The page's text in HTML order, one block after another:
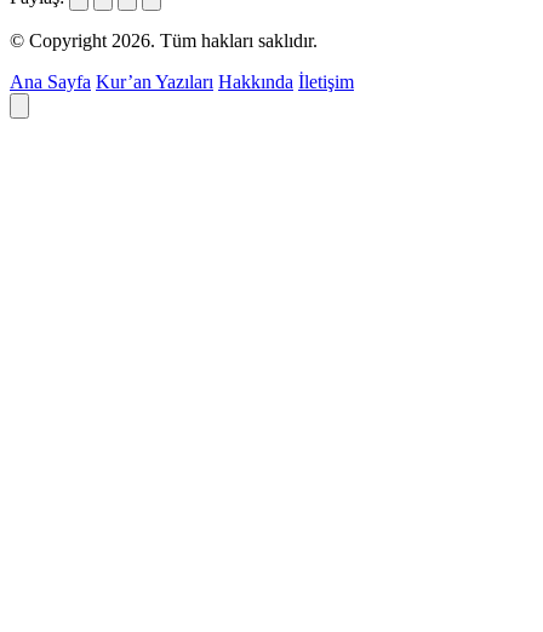
© Copyright 2026. Tüm hakları saklıdır.
Ana Sayfa Kur’an Yazıları Hakkında İletişim